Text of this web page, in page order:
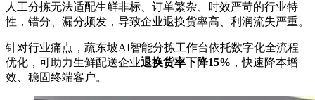
人工分拣无法适配生鲜非标、订单繁杂、时效严苛的行业特
性，错分、漏分频发，导致企业退换货率高、利润流失严重。
针对行业痛点，蔬东坡AI智能分拣工作台依托数字化全流程
优化，可助力生鲜配送企业退换货率下降15% ，快速降本增
效、稳固终端客户。